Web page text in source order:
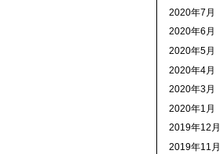
2020年7月
2020年6月
2020年5月
2020年4月
2020年3月
2020年1月
2019年12月
2019年11月